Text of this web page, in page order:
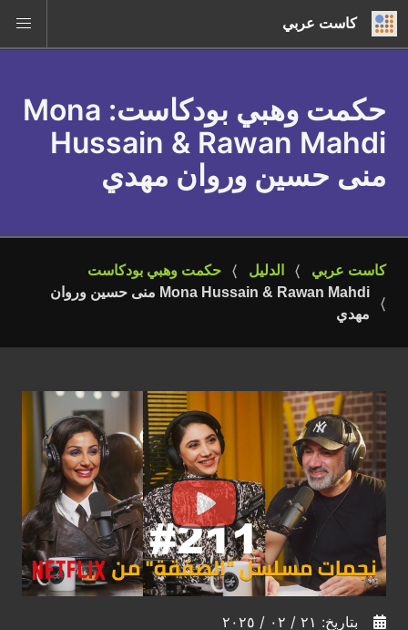
كاست عربي
حكمت وهبي بودكاست : Mona
Hussain & Rawan Mahdi
منى حسين وروان مهدي
كاست عربي الدليل
حكمت وهبي بودكاست
Mona Hussain & Rawan Mahdi منى حسين وروان
مهدي
بتاريخ: ٢١ / ٠٢ / ٢٠٢٥